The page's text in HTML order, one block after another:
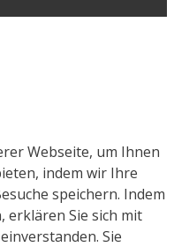
Webseite, um Ihnen
indem wir Ihre
speichern. Indem
erklären Sie sich mit
Sie